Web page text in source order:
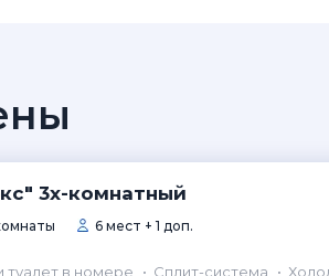
3х-комнатный
6 мест + 1 доп.
туалет в номере Сплит-система